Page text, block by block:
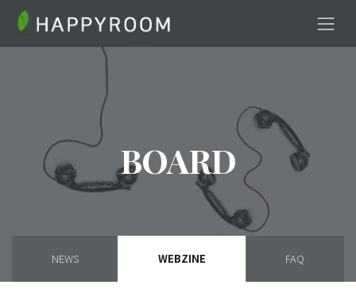
BOARD
NEWS WEBZINE FAQ